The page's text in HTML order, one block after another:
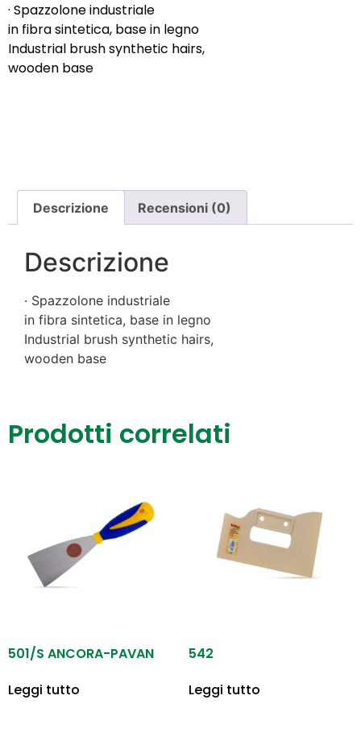
· Spazzolone industriale
in fibra sintetica, base in legno
Industrial brush synthetic hairs,
wooden base
Descrizione Recensioni (0)
Descrizione
· Spazzolone industriale
in fibra sintetica, base in legno
Industrial brush synthetic hairs,
wooden base
Prodotti correlati
501/S ANCORA-PAVAN
Leggi tutto
542
Leggi tutto